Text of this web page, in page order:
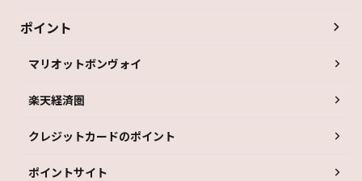
ポイント
マリオットボンヴォイ
楽天経済圏
クレジットカードのポイント
ポイントサイト